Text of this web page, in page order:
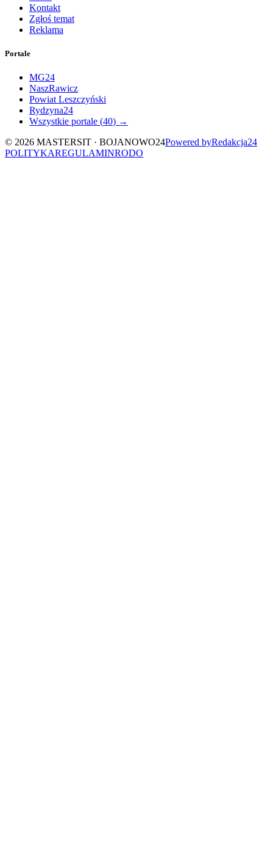
Kontakt
Zgłoś temat
Reklama
Portale
MG24
NaszRawicz
Powiat Leszczyński
Rydzyna24
Wszystkie portale (40) →
© 2026 MASTERSIT · BOJANOWO24Powered byRedakcja24
POLITYKAREGULAMINRODO